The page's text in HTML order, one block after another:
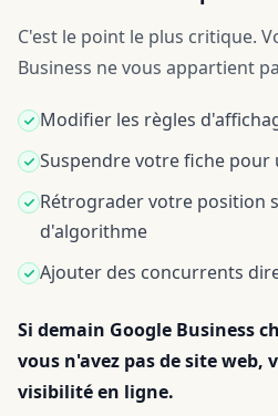
C'est le point le plus critique.
Business ne vous appartient
Modifier les règles
Suspendre votre fiche
Rétrograder votre position
d'algorithme
Ajouter des concurrents
Si demain Google Business
vous n'avez pas de site web,
visibilité en ligne.